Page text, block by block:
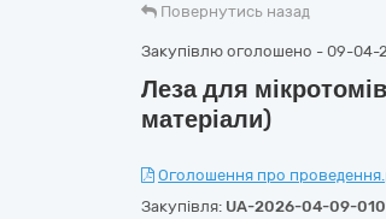
Повернутись назад
Закупівлю оголошено - 09-04-
Леза для
матеріали)
Оголошення про
Закупівля: UA-2026-04-09-